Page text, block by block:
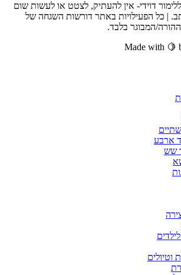
דוידי- אין להעתיק, לצטט או לעשות שום
| כל הפעילויות באתר דורשות השגחה של
המבוגר בלבד.
Made with 🍋
ארבע
שש
וטיולים